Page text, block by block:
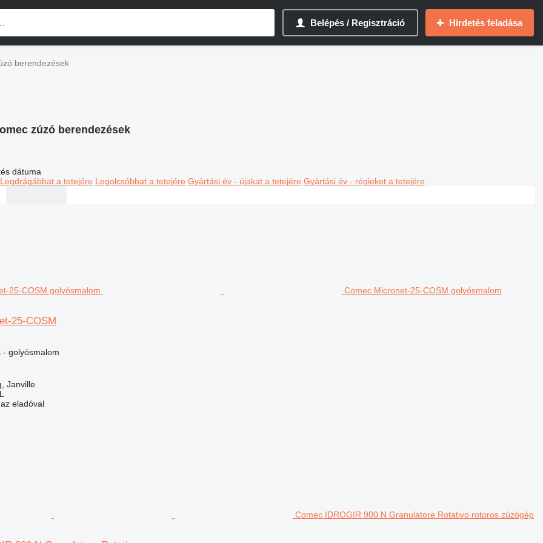
Belépés / Regisztráció Hirdetés feladása
berendezések
zúzó berendezések
dátuma
Legdrágábbat a tetejére Legolcsóbbat a tetejére Gyártási év - újakat a tetejére Gyártási év - régieket a tetejére
Comec Micronet-25-COSM golyósmalom
25-COSM
golyósmalom
Janville
eladóval
Comec IDROGIR 900 N Granulatore Rotativo rotoros zúzógép